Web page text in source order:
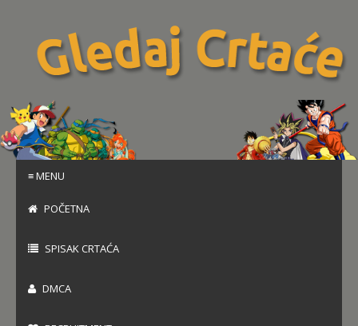
≡ MENU
POČETNA
SPISAK CRTAĆA
DMCA